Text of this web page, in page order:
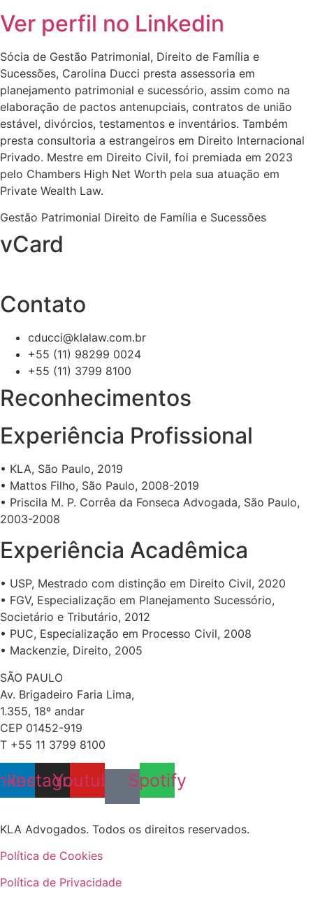
Ver perfil no Linkedin
Sócia de Gestão Patrimonial, Direito de Família e
Sucessões, Carolina Ducci presta assessoria em
planejamento patrimonial e sucessório, assim como na
elaboração de pactos antenupciais, contratos de união
estável, divórcios, testamentos e inventários. Também
presta consultoria a estrangeiros em Direito Internacional
Privado. Mestre em Direito Civil, foi premiada em 2023
pelo Chambers High Net Worth pela sua atuação em
Private Wealth Law.
Gestão Patrimonial Direito de Família e Sucessões
vCard
Contato
cducci@klalaw.com.br
+55 (11) 98299 0024
+55 (11) 3799 8100
Reconhecimentos
Experiência Profissional
• KLA, São Paulo, 2019
• Mattos Filho, São Paulo, 2008-2019
• Priscila M. P. Corrêa da Fonseca Advogada, São Paulo,
2003-2008
Experiência Acadêmica
• USP, Mestrado com distinção em Direito Civil, 2020
• FGV, Especialização em Planejamento Sucessório,
Societário e Tributário, 2012
• PUC, Especialização em Processo Civil, 2008
• Mackenzie, Direito, 2005
SÃO PAULO
Av. Brigadeiro Faria Lima,
1.355, 18º andar
CEP 01452-919
T +55 11 3799 8100
Instagram
Youtube Spotify
KLA Advogados. Todos os direitos reservados.
Política de Cookies
Política de Privacidade